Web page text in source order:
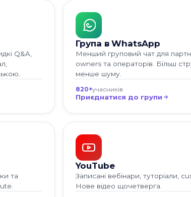
Q&A,
Група в WhatsApp
Менший груповий чат для
owners та операторів. Більш
менше шуму.
820+учасників
Приєднатися до групи
та
YouTube
Записані вебінари, туторіали,
Нове відео щочетверга.